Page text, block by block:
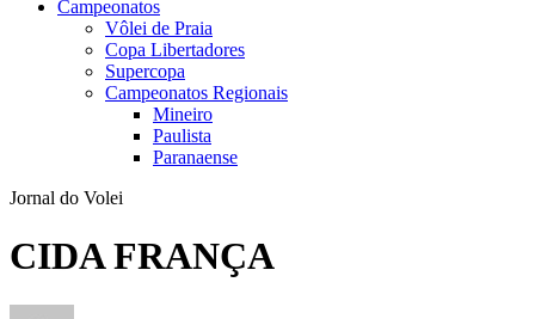
Campeonatos
Vôlei de Praia
Copa Libertadores
Supercopa
Campeonatos Regionais
Mineiro
Paulista
Paranaense
Jornal do Volei
CIDA FRANÇA